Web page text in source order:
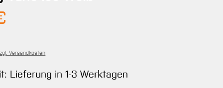
Versandkosten
Lieferung in 1-3 Werktagen